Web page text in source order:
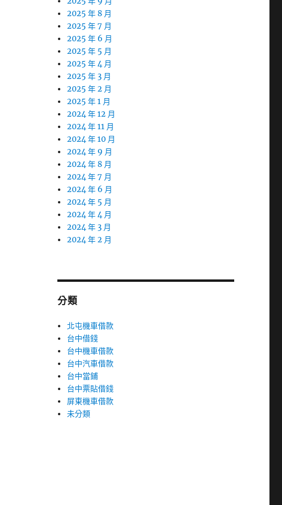
2025 年 8 月
2025 年 7 月
2025 年 6 月
2025 年 5 月
2025 年 4 月
2025 年 3 月
2025 年 2 月
2025 年 1 月
2024 年 12 月
2024 年 11 月
2024 年 10 月
2024 年 9 月
2024 年 8 月
2024 年 7 月
2024 年 6 月
2024 年 5 月
2024 年 4 月
2024 年 3 月
2024 年 2 月
分類
北屯機車借款
台中借錢
台中機車借款
台中汽車借款
台中當鋪
台中票貼借錢
屏東機車借款
未分類